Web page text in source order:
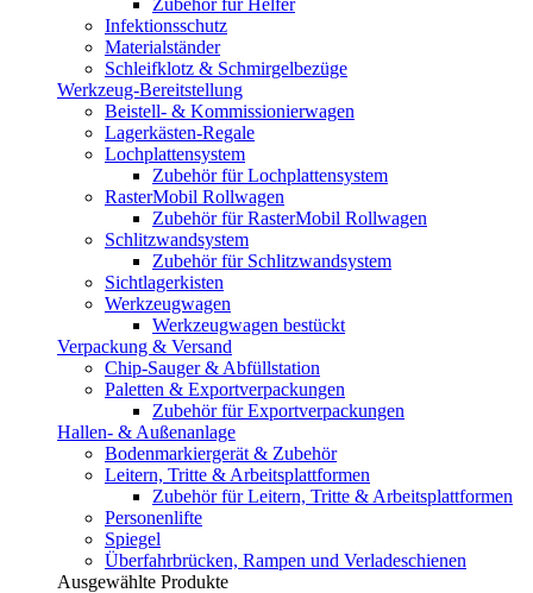
Zubehör für Helfer
Infektionsschutz
Materialständer
Schleifklotz & Schmirgelbezüge
Werkzeug-Bereitstellung
Beistell- & Kommissionierwagen
Lagerkästen-Regale
Lochplattensystem
Zubehör für Lochplattensystem
RasterMobil Rollwagen
Zubehör für RasterMobil Rollwagen
Schlitzwandsystem
Zubehör für Schlitzwandsystem
Sichtlagerkisten
Werkzeugwagen
Werkzeugwagen bestückt
Verpackung & Versand
Chip-Sauger & Abfüllstation
Paletten & Exportverpackungen
Zubehör für Exportverpackungen
Hallen- & Außenanlage
Bodenmarkiergerät & Zubehör
Leitern, Tritte & Arbeitsplattformen
Zubehör für Leitern, Tritte & Arbeitsplattformen
Personenlifte
Spiegel
Überfahrbrücken, Rampen und Verladeschienen
Ausgewählte Produkte